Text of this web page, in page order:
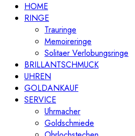
HOME
RINGE
Trauringe
Memoireringe
Solitaer Verlobungsringe
BRILLANTSCHMUCK
UHREN
GOLDANKAUF
SERVICE
Uhrmacher
Goldschmiede